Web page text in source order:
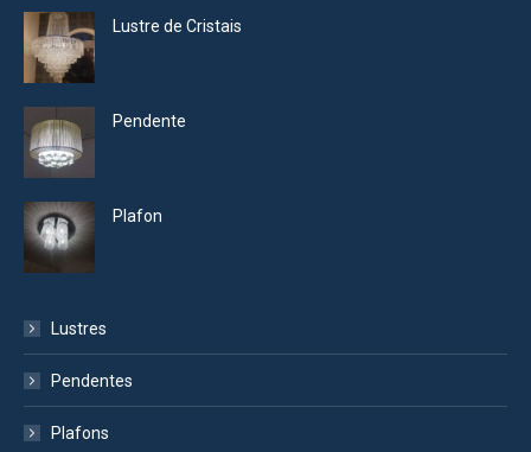
Lustre de Cristais
Pendente
Plafon
Lustres
Pendentes
Plafons